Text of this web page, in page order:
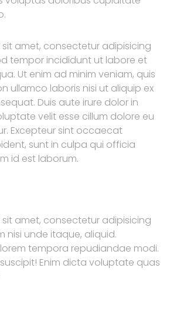
sit amet, consectetur adipisicing
tempor incididunt ut labore et
Ut enim ad minim veniam, quis
ullamco laboris nisi ut aliquip ex
Duis aute irure dolor in
velit esse cillum dolore eu
Excepteur sint occaecat
sunt in culpa qui officia
id est laborum.
sit amet, consectetur adipisicing
nisi unde itaque, aliquid.
tempora repudiandae modi.
Enim dicta voluptate quas